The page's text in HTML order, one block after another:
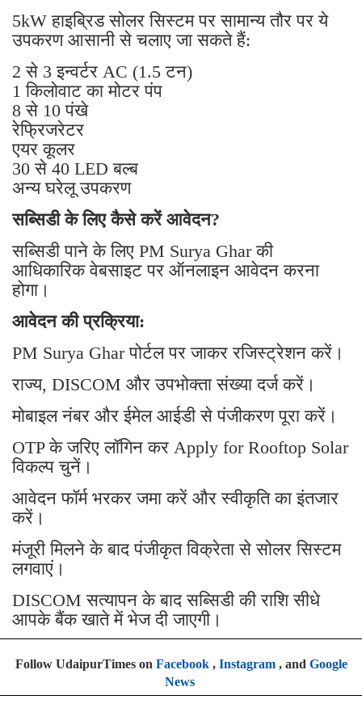
5kW हाइब्रिड सोलर सिस्टम पर सामान्य तौर पर ये
उपकरण आसानी से चलाए जा सकते हैं:
2 से 3 इन्वर्टर AC (1.5 टन)
1 किलोवाट का मोटर पंप
8 से 10 पंखे
रेफ्रिजरेटर
एयर कूलर
30 से 40 LED बल्ब
अन्य घरेलू उपकरण
सब्सिडी के लिए कैसे करें आवेदन?
सब्सिडी पाने के लिए PM Surya Ghar की
आधिकारिक वेबसाइट पर ऑनलाइन आवेदन करना
होगा।
आवेदन की प्रक्रिया:
PM Surya Ghar पोर्टल पर जाकर रजिस्ट्रेशन करें।
राज्य, DISCOM और उपभोक्ता संख्या दर्ज करें।
मोबाइल नंबर और ईमेल आईडी से पंजीकरण पूरा करें।
OTP के जरिए लॉगिन कर Apply for Rooftop Solar
विकल्प चुनें।
आवेदन फॉर्म भरकर जमा करें और स्वीकृति का इंतजार
करें।
मंजूरी मिलने के बाद पंजीकृत विक्रेता से सोलर सिस्टम
लगवाएं।
DISCOM सत्यापन के बाद सब्सिडी की राशि सीधे
आपके बैंक खाते में भेज दी जाएगी।
Follow UdaipurTimes on Facebook, Instagram, and Google
News